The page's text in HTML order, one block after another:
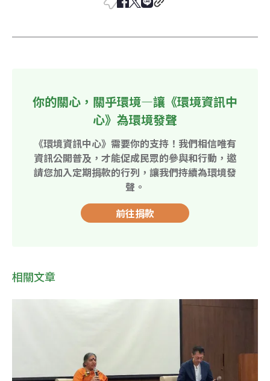
你的關心，關乎環境—讓《環境資訊中
心》為環境發聲
《環境資訊中心》需要你的支持！我們相信唯有
資訊公開普及，才能促成民眾的參與和行動，邀
請您加入定期捐款的行列，讓我們持續為環境發
聲。
前往捐款
相關文章